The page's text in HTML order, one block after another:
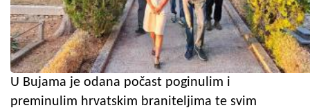
U Bujama je odana počast poginulim i
preminulim hrvatskim braniteljima te svim